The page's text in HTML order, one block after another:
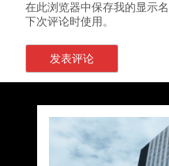
在此浏览器中保存我的显示
下次评论时使用。